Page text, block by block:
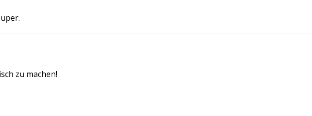
zu machen!